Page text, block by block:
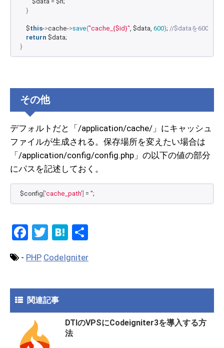
}
    $
this->cache->save("cache_{$id}", $data, 600); //$dataを600秒キ
return $data;
}
その他
デフォルトだと「/application/cache/」にキャッシュ
ファイルが生成される。保存場所を変えたい場合は
「/application/config/config.php」の以下の値の部分
にパスを記述しておく。
$config 'cache_path' = '';
F
ce
o
o
k
T
tt
H
e
- PHP CodeIgniter
関連記事
DTIのVPSにCodeigniter3を導入する方
法